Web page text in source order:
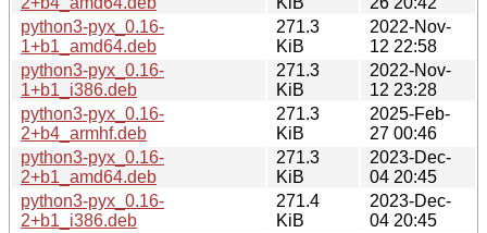
python3-pyx_0.16-
1+b1_amd64.deb
271.3
KiB
2022-Nov-
12 22:58
python3-pyx_0.16-
1+b1_i386.deb
271.3
KiB
2022-Nov-
12 23:28
python3-pyx_0.16-
2+b4_armhf.deb
271.3
KiB
2025-Feb-
27 00:46
python3-pyx_0.16-
2+b1_amd64.deb
271.3
KiB
2023-Dec-
04 20:45
python3-pyx_0.16-
2+b1_i386.deb
271.4
KiB
2023-Dec-
04 20:45